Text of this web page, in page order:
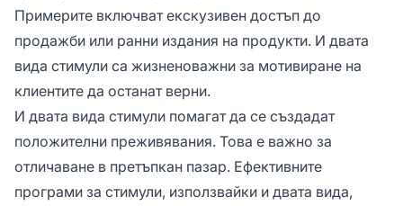
Примерите включват екскузивен достъп до
продажби или ранни издания на продукти. И двата
вида стимули са жизненоважни за мотивиране на
клиентите да останат верни.
И двата вида стимули помагат да се създадат
положителни преживявания. Това е важно за
отличаване в претъпкан пазар. Ефективните
програми за стимули, използвайки и двата вида,